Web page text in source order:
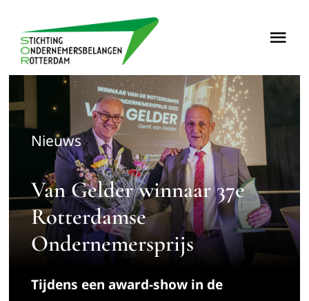
naar
inhoud
Over
Nieuws
Projecten
Nieuws
Van Gelder winnaar 37e
Rotterdamse
Ondernemersprijs
Tijdens een award-show in de